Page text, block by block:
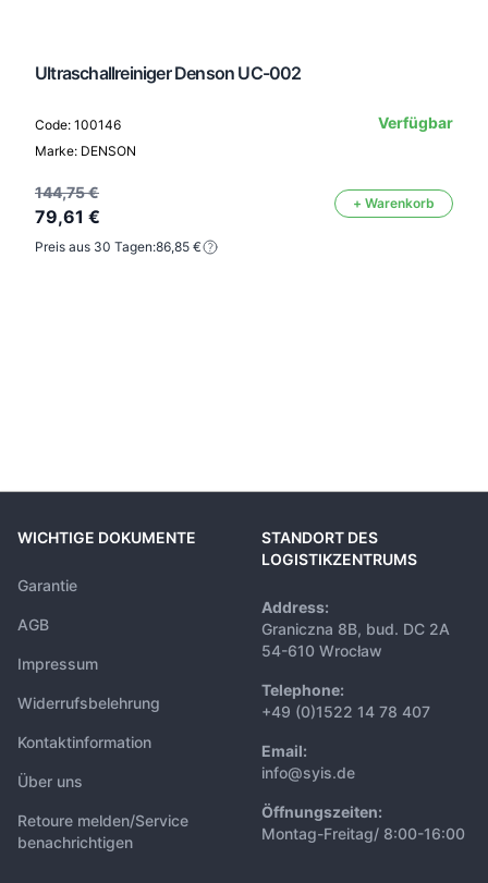
Ultraschallreiniger Denson UC-002
Code: 100146
Marke: DENSON
Verfügbar
144,75 €
79,61 €
+ Warenkorb
Preis aus 30 Tagen:86,85 €
WICHTIGE DOKUMENTE
Garantie
AGB
Impressum
Widerrufsbelehrung
Kontaktinformation
Über uns
Retoure melden/Service
benachrichtigen
STANDORT DES
LOGISTIKZENTRUMS
Address:
Graniczna 8B, bud. DC 2A
54-610 Wrocław
Telephone:
+49 (0)1522 14 78 407
Email:
info@syis.de
Öffnungszeiten:
Montag-Freitag/ 8:00-16:00